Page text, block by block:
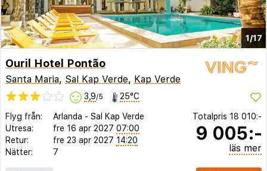
1/17
Ouril Hotel Pontão
Santa Maria, Sal Kap Verde, Kap Verde
3,9/5 25°C
Flyg från: Arlanda - Sal Kap Verde
Utresa:
fre 16 apr 2027 07:00
Retur:
fre 23 apr 2027 14:20
Nätter:
7
Totalpris 18 010:-
9 005:-
läs mer